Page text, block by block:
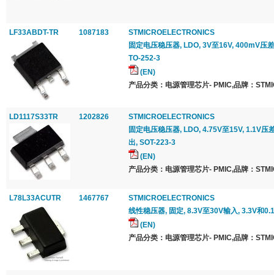
LF33ABDT-TR 1087183
STMICROELECTRONICS
固定电压稳压器, LDO, 3V至16V, 400mV压
TO-252-3
(EN)
产品分类：电源管理芯片- PMIC,品牌：
LD1117S33TR 1202826
STMICROELECTRONICS
固定电压稳压器, LDO, 4.75V至15V, 1.1V压
出, SOT-223-3
(EN)
产品分类：电源管理芯片- PMIC,品牌：
L78L33ACUTR 1467767
STMICROELECTRONICS
线性稳压器, 固定, 8.3V至30V输入, 3.3V和
(EN)
产品分类：电源管理芯片- PMIC,品牌：